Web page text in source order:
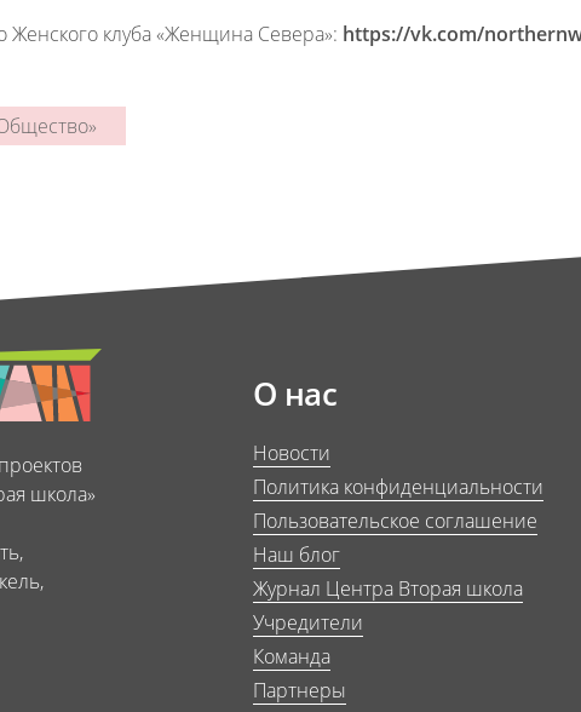
клуба «Женщина Севера»: https://vk.com/
школа»
О нас
Новости
Политика конфиденциальности
Пользовательское соглашение
Наш блог
Журнал Центра Вторая школа
Учредители
Команда
Партнеры